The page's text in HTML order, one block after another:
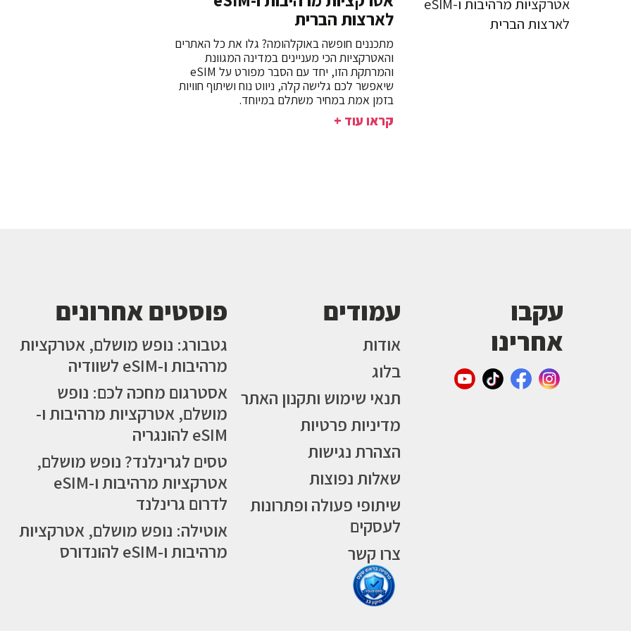
לארצות הברית
מתכננים חופשה באוקלהומה? גלו את כל האתרים
והאטרקציות הכי מעניינים במדינה המגוונת
והמרתקת הזו, יחד עם הסבר מפורט על eSIM
שיאפשר לכם גלישה קלה, ניווט נוח ושיתוף חוויות
בזמן אמת במחיר משתלם במיוחד.
קראו עוד +
עקבו
אחרינו
עמודים
אודות
בלוג
תנאי שימוש ותקנון האתר
מדיניות פרטיות
הצהרת נגישות
שאלות נפוצות
שיתופי פעולה ופתרונות
לעסקים
צרו קשר
פוסטים אחרונים
גטבורג: נופש מושלם, אטרקציות
מרהיבות ו-eSIM לשוודיה
אסטרגום מחכה לכם: נופש
מושלם, אטרקציות מרהיבות ו-
eSIM להונגריה
טסים לגרינלנד? נופש מושלם,
אטרקציות מרהיבות ו-eSIM
לדרום גרינלנד
אוטילה: נופש מושלם, אטרקציות
מרהיבות ו-eSIM להונדורס